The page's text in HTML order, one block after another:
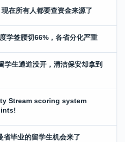
在所有人都要查资金来源了
学签腰切66%，各省分化严重
学生通道没开，清洁保安却拿到
Stream scoring system
省毕业的留学生机会来了